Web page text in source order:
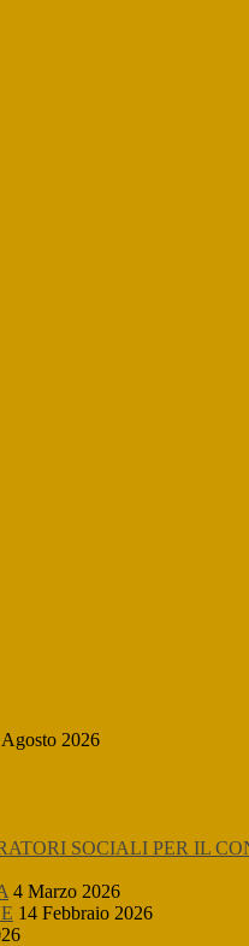
2026
SOCIALI PER IL
4 Marzo 2026
14 Febbraio 2026